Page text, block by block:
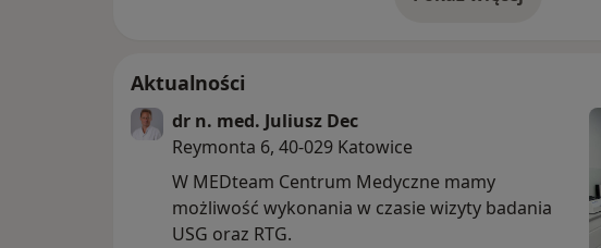
o doświadczeniu
Aktualności
dr n. med. Juliusz Dec
Reymonta 6, 40-029 Katowice
W MEDteam Centrum Medyczne mamy
możliwość wykonania w czasie wizyty badania
USG oraz RTG.